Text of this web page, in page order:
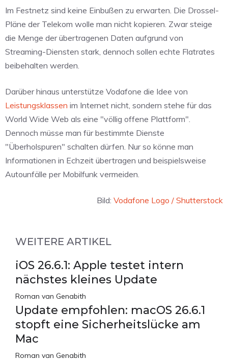
Im Festnetz sind keine Einbußen zu erwarten. Die Drossel-
Pläne der Telekom wolle man nicht kopieren. Zwar steige
die Menge der übertragenen Daten aufgrund von
Streaming-Diensten stark, dennoch sollen echte Flatrates
beibehalten werden.
Darüber hinaus unterstütze Vodafone die Idee von
Leistungsklassen im Internet nicht, sondern stehe für das
World Wide Web als eine "völlig offene Plattform".
Dennoch müsse man für bestimmte Dienste
"Überholspuren" schalten dürfen. Nur so könne man
Informationen in Echzeit übertragen und beispielsweise
Autounfälle per Mobilfunk vermeiden.
Bild: Vodafone Logo / Shutterstock
WEITERE ARTIKEL
iOS 26.6.1: Apple testet intern
nächstes kleines Update
Roman van Genabith
Update empfohlen: macOS 26.6.1
stopft eine Sicherheitslücke am
Mac
Roman van Genabith